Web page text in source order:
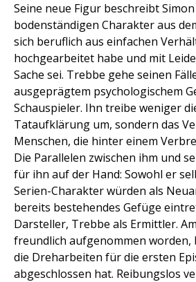
Seine neue Figur beschreibt
bodenständigen Charakter aus
sich beruflich aus einfachen
hochgearbeitet habe und mit
Sache sei. Trebbe gehe seinen
ausgeprägtem psychologischem
Schauspieler. Ihn treibe weniger
Tataufklärung um, sondern das
Menschen, die hinter einem
Die Parallelen zwischen ihm und
für ihn auf der Hand: Sowohl er
Serien-Charakter würden als
bereits bestehendes Gefüge
Darsteller, Trebbe als Ermittler.
freundlich aufgenommen worden,
die Dreharbeiten für die ersten
abgeschlossen hat. Reibungslos